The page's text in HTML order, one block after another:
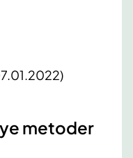
metoder